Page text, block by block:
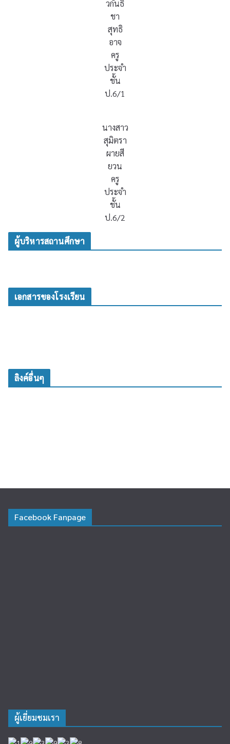
วกันธิ
ชา
สุทธิ
อาจ
ครู
ประจำ
ชั้น
ป.6/1
นางสาว
สุมิตรา
ผายสี
ยวน
ครู
ประจำ
ชั้น
ป.6/2
ผู้บริหารสถานศึกษา
เอกสารของโรงเรียน
ลิงค์อื่นๆ
Facebook Fanpage
ผู้เยี่ยมชมเรา